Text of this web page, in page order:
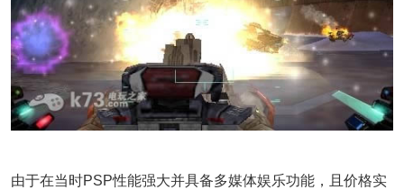
由于在当时PSP性能强大并具备多媒体娱乐功能，且价格实